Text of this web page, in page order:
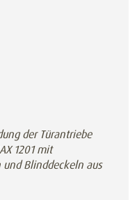
der Türantriebe
1201 mit
Blinddeckeln aus